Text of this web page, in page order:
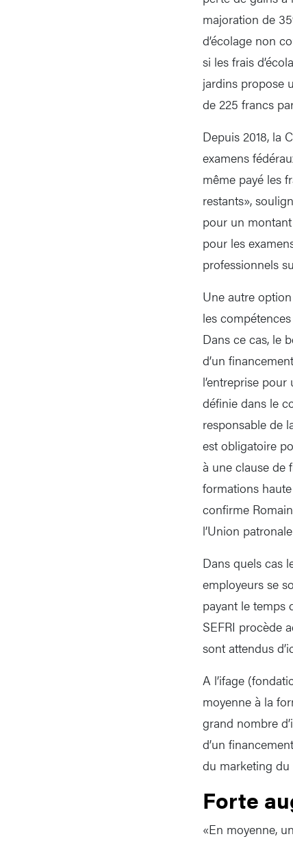
majoration de
d’écolage non
si les frais
jardins propose
de 225 francs
Depuis 2018, la
examens
même payé les
restants»,
pour un montant
pour les
professionnels
Une autre
les
Dans ce cas, le
d’un
l’entreprise
définie dans le
responsable de
est obligatoire
à une clause de
formations
confirme
l’Union
Dans quels cas
employeurs se
payant le temps
SEFRI procède
sont attendus
A l’ifage
moyenne à la
grand nombre
d’un
du marketing
Forte
«En moyenne,